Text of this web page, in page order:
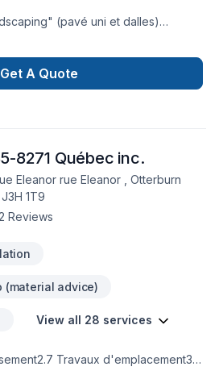
(pavé uni et dalles)
Get A Quote
8271 Québec inc.
Eleanor rue Eleanor , Otterburn
1T9
2 Reviews
(material advice)
View all 28 services
Travaux d'emplacement3.2